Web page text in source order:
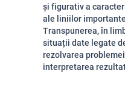
și figurativ a
ale liniilor
Transpunerea, în
situații date legate
rezolvarea
interpretarea